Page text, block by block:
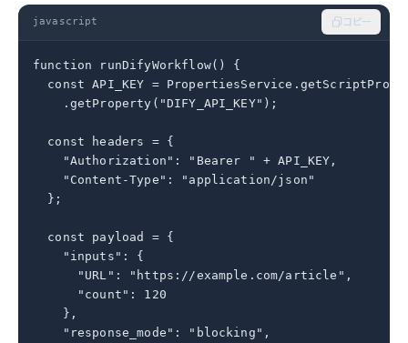
javascript コピー
function runDifyWorkflow() {
const API_KEY =
    .getProperty("DIFY_API_KEY");
  const headers = {
    "Authorization": "Bearer " + API_KEY,
    "Content-Type": "application/json"
  };
  const payload = {
    "inputs": {
      "URL": "https://example.com/article",
      "count": 120
    },
    "response_mode": "blocking",